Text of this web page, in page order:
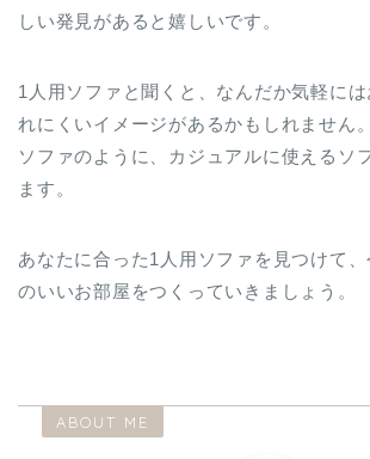
しい発見があると嬉しいです。
1人用ソファと聞くと、なんだか気軽に
れにくいイメージがあるかもしれません
ソファのように、カジュアルに使えるソ
ます。
あなたに合った1人用ソファを見つけて
のいいお部屋をつくっていきましょう。
ABOUT ME